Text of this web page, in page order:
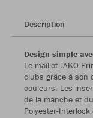
Description
Design simple
Le maillot JAKO
clubs grâce à son
couleurs. Les
de la manche et
Polyester-